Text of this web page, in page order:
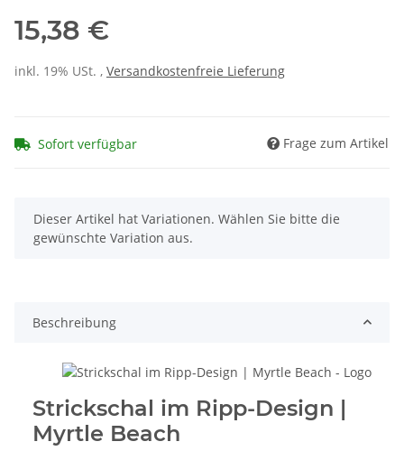
15,38 €
inkl. 19% USt. , Versandkostenfreie Lieferung
Sofort verfügbar Frage zum Artikel
x
Dieser Artikel hat Variationen. Wählen Sie bitte die
gewünschte Variation aus.
Beschreibung
Strickschal im Ripp-Design |
Myrtle Beach